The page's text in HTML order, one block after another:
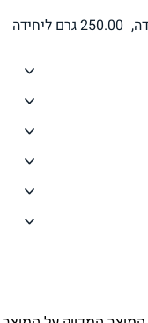
גיפט
250.00גרם ליחידה